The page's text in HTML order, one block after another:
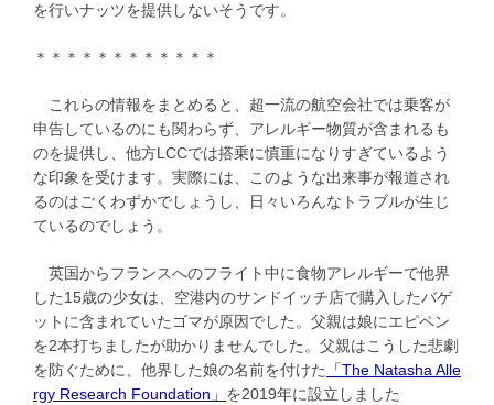
を行いナッツを提供しないそうです。
＊＊＊＊＊＊＊＊＊＊＊＊
これらの情報をまとめると、超一流の航空会社では乗客が
申告しているのにも関わらず、アレルギー物質が含まれるも
のを提供し、他方LCCでは搭乗に慎重になりすぎているよう
な印象を受けます。実際には、このような出来事が報道され
るのはごくわずかでしょうし、日々いろんなトラブルが生じ
ているのでしょう。
英国からフランスへのフライト中に食物アレルギーで他界
した15歳の少女は、空港内のサンドイッチ店で購入したバゲ
ットに含まれていたゴマが原因でした。父親は娘にエピペン
を2本打ちましたが助かりませんでした。父親はこうした悲劇
を防ぐために、他界した娘の名前を付けた
「The Natasha Alle
rgy Research Foundation」 を2019年に設立しました